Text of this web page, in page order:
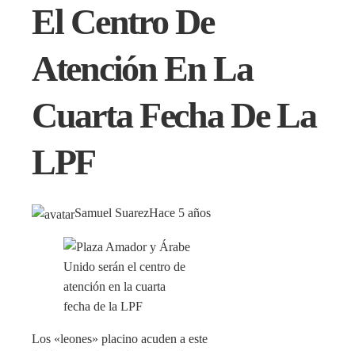
El Centro De
Atención En La
Cuarta Fecha De La
LPF
Samuel SuarezHace 5 años
Los «leones» placino acuden a este